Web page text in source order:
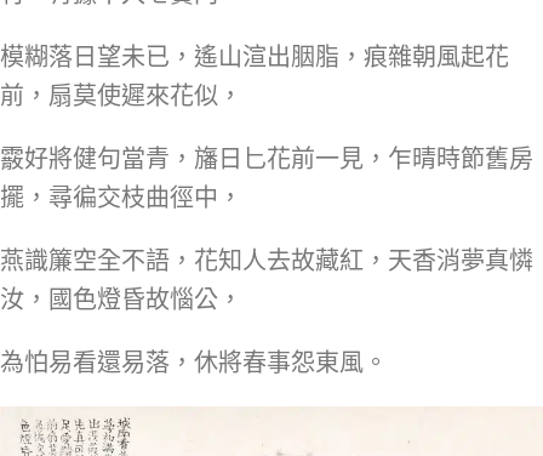
模糊落日望未已，遙山渲出胭脂，痕雜朝風起花
前，扇莫使遲來花似，
霰好將健句當青，旛日匕花前一見，乍晴時節舊房
擺，尋徧交枝曲徑中，
燕識簾空全不語，花知人去故藏紅，天香消夢真憐
汝，國色燈昏故惱公，
為怕易看還易落，休將春事怨東風。